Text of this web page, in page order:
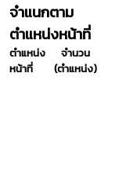
จำแนกตาม
ตำแหน่งหน้าที่
ตำแหน่ง
หน้าที่
จำนวน
(ตำแหน่ง)